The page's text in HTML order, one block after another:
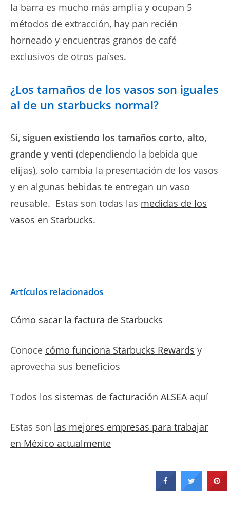
la barra es mucho más amplia y ocupan 5
métodos de extracción, hay pan recién
horneado y encuentras granos de café
exclusivos de otros países.
¿Los tamaños de los vasos son iguales
al de un starbucks normal?
Si, siguen existiendo los tamaños corto, alto,
grande y venti (dependiendo la bebida que
elijas), solo cambia la presentación de los vasos
y en algunas bebidas te entregan un vaso
reusable. Estas son todas las medidas de los
vasos en Starbucks.
Artículos relacionados
Cómo sacar la factura de Starbucks
Conoce cómo funciona Starbucks Rewards y
aprovecha sus beneficios
Todos los sistemas de facturación ALSEAaquí
Estas son las mejores empresas para trabajar
en México actualmente